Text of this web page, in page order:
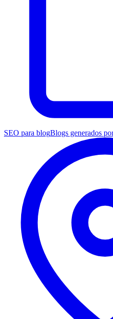
SEO para blogBlogs generados